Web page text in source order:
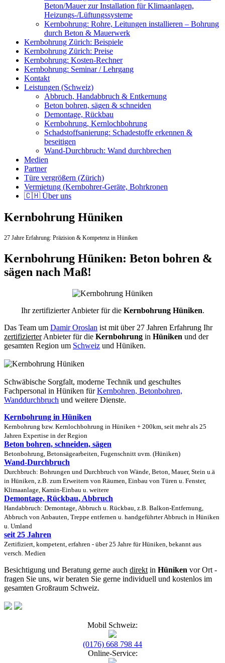
Beton/Mauer zur Installation für Klimaanlagen,
Heizungs-/Lüftungssysteme
Kernbohrung: Rohre, Leitungen installieren – Bohrung
durch Beton & Mauerwerk
Kernbohrung Zürich: Beispiele
Kernbohrung Zürich: Preise
Kernbohrung: Kosten-Rechner
Kernbohrung: Seminar / Lehrgang
Kontakt
Leistungen (Schweiz)
Abbruch, Handabbruch & Entkernung
Beton bohren, sägen & schneiden
Demontage, Rückbau
Kernbohrung, Kernlochbohrung
Schadstoffsanierung: Schadestoffe erkennen &
beseitigen
Wand-Durchbruch: Wand durchbrechen
Medien
Partner
Türe vergrößern (Zürich)
Vermietung (Kernbohrer-Geräte, Bohrkronen
🇨🇭 Über uns
Kernbohrung Hüniken
27 Jahre Erfahrung: Präzision & Kompetenz in Hüniken
Kernbohrung Hüniken: Beton bohren &
sägen nach Maß!
Ihr zertifizierter Anbieter für die Kernbohrung Hüniken.
Das Team um Damir Oroslan ist mit über 27 Jahren Erfahrung Ihr
zertifizierterAnbieter für die Kernbohrung in Hüniken und der
gesamten Region um Schweiz und Hüniken.
Schwäbische Sorgfalt, moderne Technik und geschultes
Fachpersonal in Hüniken fürKernbohren, Betonbohren,
Wanddurchbruch und weitere Dienste.
Kernbohrung in Hüniken
Kernbohrung bzw. Kernlochbohrung in Hüniken + 200km, seit mehr als 25
Jahren Expertise in der Region
Beton bohren, schneiden, sägen
Betonbohrung, Betonsägearbeiten, Fugenschnitt uvm. (Hüniken)
Wand-Durchbruch
Durchbruch: Bohrungen und Durchbruch von Wände, Beton, Mauer, Stein u.ä
in Hüniken, z.B. zum Erweitern von Räumen, Einbau von Türen u. Fenster,
Klimaanlage, Kamin-Einbau u. weitere
Demontage, Rückbau, Abbruch
Handabbruch: Demontage, Abbruch u. Rückbau, z.B. Balkon-Entfernung,
Abbruch von Anbauten, Treppe entfernen u. handgeführter Abbruch in Hüniken
u. Umland
seit 25 Jahren
Zertifiziert, kompetent, erfahren - über 25 Jahre für Hüniken, bekannt aus
versch. Medien
Besichtigung und Beratung gerne auch direkt in Hüniken vor Ort -
fragen Sie uns, wir beraten Sie gerne individuell und kostenlos im
gesamten Großraum Schweiz.
Mobil Schweiz:
(0176) 668 798 44
Online-Service: